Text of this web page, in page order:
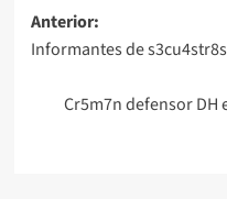
Navegación
de
entradas
Anterior:
Informantes de
Cr5m7n defensor